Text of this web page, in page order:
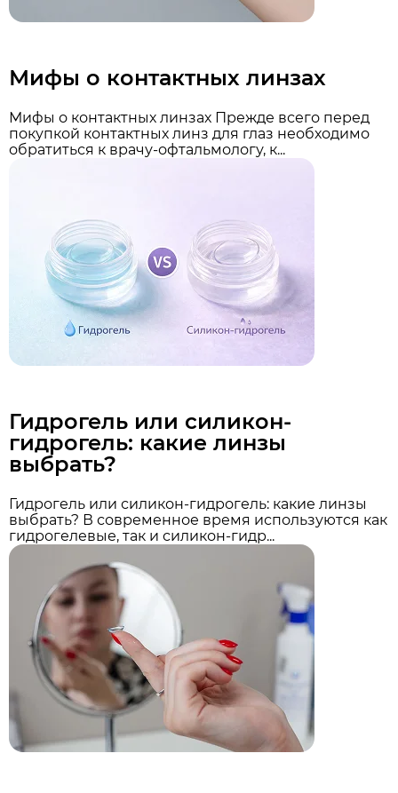
Мифы о контактных линзах
Мифы о контактных линзах Прежде всего перед
покупкой контактных линз для глаз необходимо
обратиться к врачу-офтальмологу, к...
Гидрогель или силикон-
гидрогель: какие линзы
выбрать?
Гидрогель или силикон-гидрогель: какие линзы
выбрать? В современное время используются как
гидрогелевые, так и силикон-гидр...